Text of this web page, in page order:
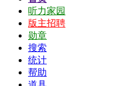
听力家园
版主招聘
勋章
搜索
统计
帮助